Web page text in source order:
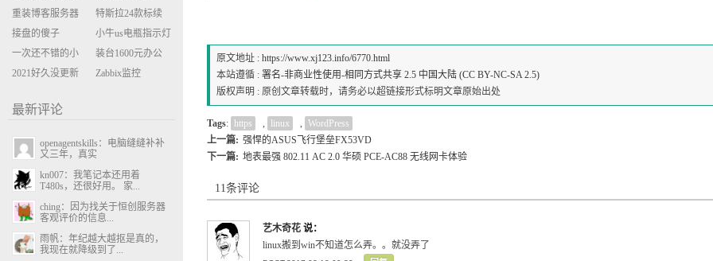
原文地址 :https://www.xj123.info/6770.html
本站遵循 :署名-非商业性使用-相同方式共享 2.5 中国大陆 (CC BY-NC-SA 2.5)
版权声明 : 原创文章转载时，请务必以超链接形式标明文章原始出处
Tags: https linux
WordPress
上一篇: 强悍的ASUS飞行堡垒FX53VD
下一篇: 地表最强 802.11 AC 2.0 华硕 PCE-AC88 无线网卡体验
11条评论
艺木奇花 说：
linux搬到win不知道怎么弄。。就没弄了
缝缝补补的事
座大山？当架构
决策变成配置清
单比价
重装博客服务器
环境
特斯拉24款标续
Model Y 2万公里
使用体验
接盘的傻子
小牛us电瓶指示灯
闪三次不上电
一次还不错的小
米售后体验
装台1600元办公
主机
2021好久没更新
Zabbix监控
最新评论
openagentskills：电脑缝缝补补
又三年，真实
kn007：我笔记本还用着
T480s，还很好用。 家...
ching：因为找关于恒创服务器
客观评价的信息...
雨帆：年纪越大越抠是真的，
我现在就降级到了...